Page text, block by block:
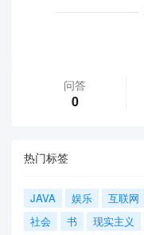
问答
0
热门标签
JAVA 娱乐 互联网
社会
书 现实主义